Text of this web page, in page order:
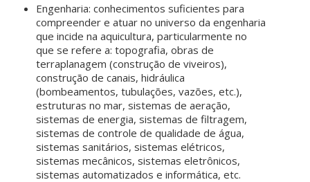
Engenharia: conhecimentos suficientes para
compreender e atuar no universo da engenharia
que incide na aquicultura, particularmente no
que se refere a: topografia, obras de
terraplanagem (construção de viveiros),
construção de canais, hidráulica
(bombeamentos, tubulações, vazões, etc.),
estruturas no mar, sistemas de aeração,
sistemas de energia, sistemas de filtragem,
sistemas de controle de qualidade de água,
sistemas sanitários, sistemas elétricos,
sistemas mecânicos, sistemas eletrônicos,
sistemas automatizados e informática, etc.